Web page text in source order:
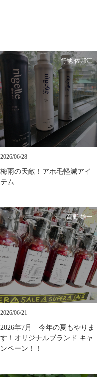
行地 佐邦江
2026/06/28
梅雨の天敵！アホ毛軽減アイ
テム
高野 雄一
2026/06/21
2026年7月 今年の夏もやりま
す！オリジナルブランド キャ
ンペーン！！